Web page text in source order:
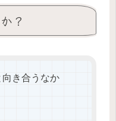
？
き合うなか